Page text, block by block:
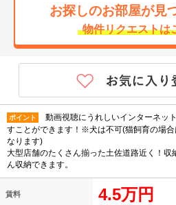
お探しのお部屋が見
物件リクエストは
ポイント
動画視聴にうれしいインターネッ
すことができます！※犬は不可(猫飼育の場
なります)
大型店舗のたくさん揃った土佐道路近く！収
ん収納できます。
賃料 4.5万円